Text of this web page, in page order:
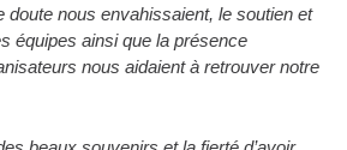
doute nous envahissaient, le soutien et
équipes ainsi que la présence
nous aidaient à retrouver notre